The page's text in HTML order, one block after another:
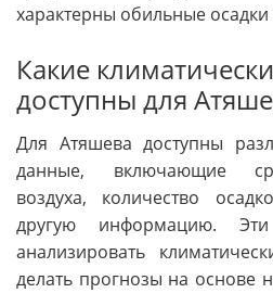
характерны обильные
Какие
доступны для
Для Атяшева доступны
данные, включающие
воздуха, количество
другую информацию.
анализировать
делать прогнозы на основе